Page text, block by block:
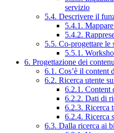
servizio
5.4. Descrivere il
5.4.1.
5.4.2.
5.5. Co-progettare le
5.5.1.
6. Progettazione dei
6.1. Cos’è il content
6.2. Ricerca utente
6.2.1. Content
6.2.2. Dati di
6.2.3. Ricerca
6.2.4. Ricerca
6.3. Dalla ricerca ai